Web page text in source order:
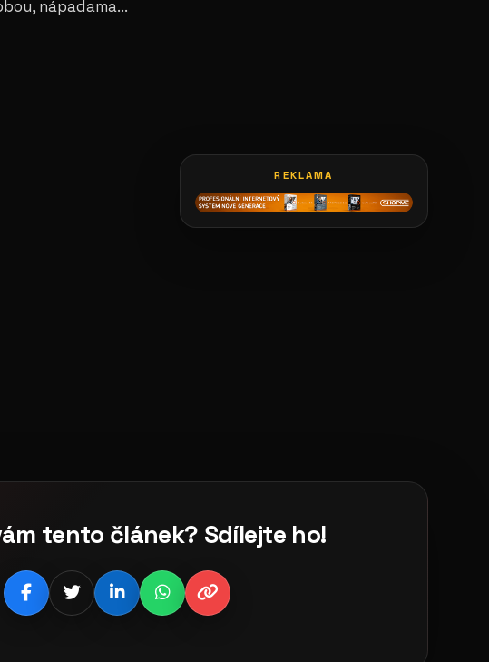
nápadama...
REKLAMA
tento článek? Sdílejte ho!